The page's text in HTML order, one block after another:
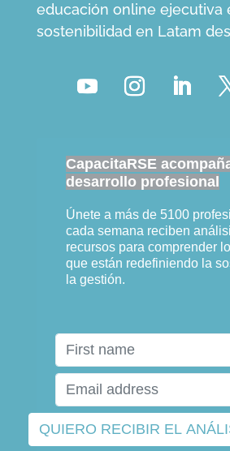
educación online ejecutiva
sostenibilidad en Latam
CapacitaRSE
desarrollo profesional
Únete a más de 5100
cada semana reciben
recursos para comprender
que están redefiniendo la
la gestión.